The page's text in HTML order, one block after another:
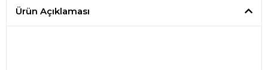
Ürün Açıklaması